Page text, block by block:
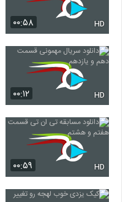
۰۰:۵۸ HD
۰۰:۱۲ HD
۰۰:۵۹ HD